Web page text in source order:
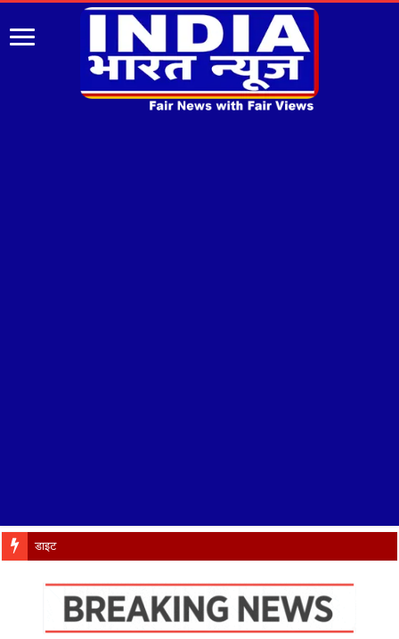
डाइट में IRISE कार्यशाला का श